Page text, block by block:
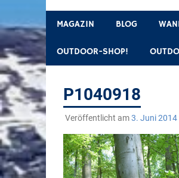
MAGAZIN BLOG
OUTDOOR-SHOP!
P1040918
Veröffentlicht am3. Juni 2014